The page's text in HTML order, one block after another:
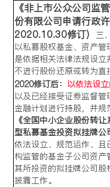
《非上市公众公司
份有限公司申请行政
2020.10.30修订）
三
以私募股权基金、资产
是依据相关法律法规设
不进行股份还原或转为直
2020修订后： 以依法设
以及已经接受证券监督
金融计划进行持股，并
《全国中小企业股份转
型私募基金投资拟挂牌
依法设立、规范运作、
构监管的基金子公司资
其所投资的拟挂牌公司
披露工作。